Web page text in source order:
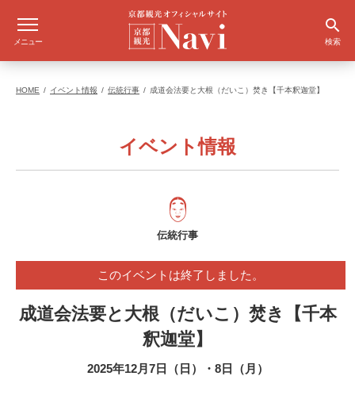
メニュー 検索
HOME イベント情報 伝統行事 成道会法要と大根（だいこ）焚き【千本釈迦堂】
イベント情報
伝統行事
このイベントは終了しました。
成道会法要と大根（だいこ）焚き【千本
釈迦堂】
2025年12月7日（日）・8日（月）